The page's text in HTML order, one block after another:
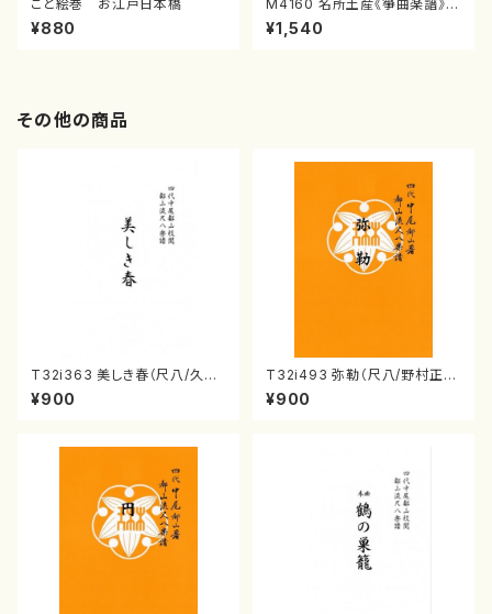
こと絵巻 お江戸日本橋
¥880
M4160 名所土産《箏曲楽譜》
（箏/宮城喜代子・宮城数江著・
宮城宗家監修/箏曲古典楽譜）
¥1,540
その他の商品
T32i363 美しき春（尺八/久本
玄智/楽譜）都山流公刊楽譜曲
番:2068
¥900
T32i493 弥勒（尺八/野村正
峰/楽譜）都山流公刊楽譜曲番:2
202
¥900